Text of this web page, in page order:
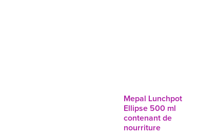
Mepal Lunchpot
Ellipse 500 ml
contenant de
nourriture